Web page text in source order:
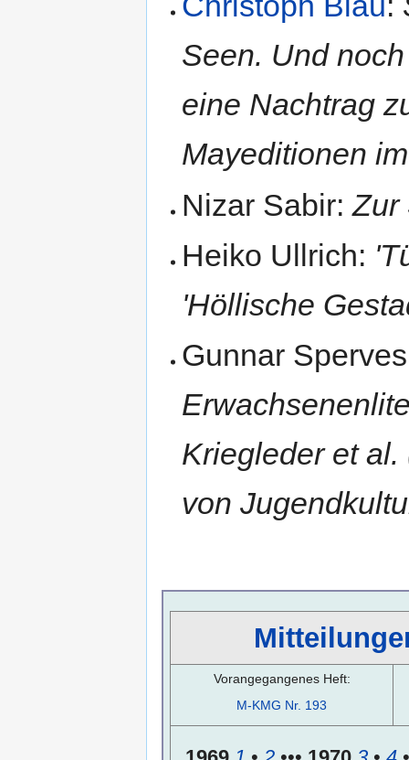
Seen. Und
eine Nachtrag
Mayeditionen
Nizar Sabir:Zur
Heiko Ullrich:
'Höllische
Gunnar
Kriegleder et
von
Vorangegangenes Heft:
M-KMG Nr. 193